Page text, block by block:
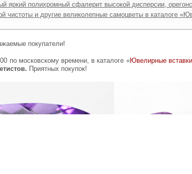
яркий полихромный сфалерит высокой дисперсии,
чистоты и другие великолепные самоцветы в каталоге
покупатели!
по московскому времени, в каталоге «Ювелирные вставки
Приятных покупок!